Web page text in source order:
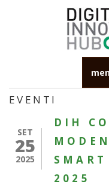
EVENTI
SET
25
2025
DIH
2025